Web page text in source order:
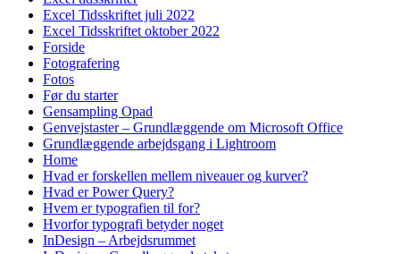
Excel Tidsskriftet juli 2022
Excel Tidsskriftet oktober 2022
Forside
Fotografering
Fotos
Før du starter
Gensampling Opad
Genvejstaster – Grundlæggende om Microsoft Office
Grundlæggende arbejdsgang i Lightroom
Home
Hvad er forskellen mellem niveauer og kurver?
Hvad er Power Query?
Hvem er typografien til for?
Hvorfor typografi betyder noget
InDesign – Arbejdsrummet